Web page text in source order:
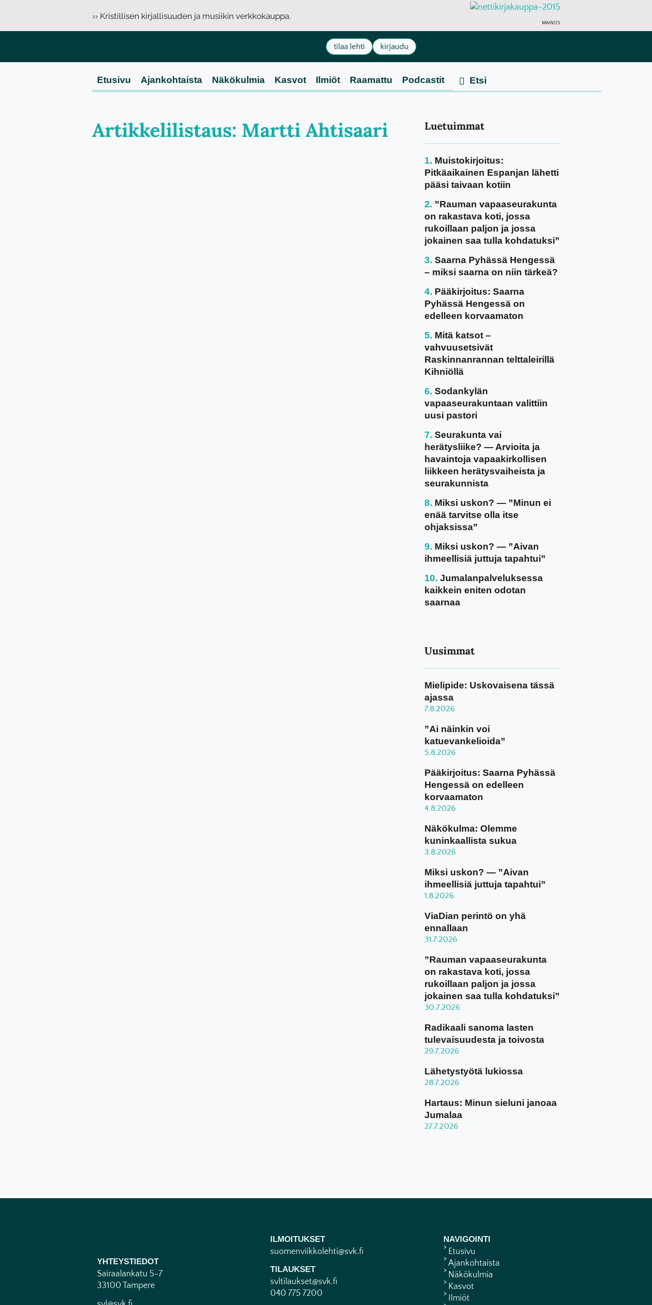
›› Kristillisen kirjallisuuden ja musiikin verkkokauppa.
MAINOS
tilaa lehti kirjaudu
Etusivu Ajankohtaista Näkökulmia Kasvot Ilmiöt Raamattu Podcastit
Artikkelilistaus: Martti Ahtisaari Luetuimmat
Muistokirjoitus:
Pitkäaikainen Espanjan lähetti
pääsi taivaan kotiin
”Rauman vapaaseurakunta
on rakastava koti, jossa
rukoillaan paljon ja jossa
jokainen saa tulla kohdatuksi”
Saarna Pyhässä Hengessä
– miksi saarna on niin tärkeä?
Pääkirjoitus: Saarna
Pyhässä Hengessä on
edelleen korvaamaton
Mitä katsot –
vahvuusetsivät
Raskinnanrannan telttaleirillä
Kihniöllä
Sodankylän
vapaaseurakuntaan valittiin
uusi pastori
Seurakunta vai
herätysliike? — Arvioita ja
havaintoja vapaakirkollisen
liikkeen herätysvaiheista ja
seurakunnista
Miksi uskon? — ”Minun ei
enää tarvitse olla itse
ohjaksissa”
Miksi uskon? — ”Aivan
ihmeellisiä juttuja tapahtui”
Jumalanpalveluksessa
kaikkein eniten odotan
saarnaa
Uusimmat
Mielipide: Uskovaisena tässä
ajassa
7.8.2026
”Ai näinkin voi
katuevankelioida”
5.8.2026
Pääkirjoitus: Saarna Pyhässä
Hengessä on edelleen
korvaamaton
4.8.2026
Näkökulma: Olemme
kuninkaallista sukua
3.8.2026
Miksi uskon? — ”Aivan
ihmeellisiä juttuja tapahtui”
1.8.2026
ViaDian perintö on yhä
ennallaan
31.7.2026
”Rauman vapaaseurakunta
on rakastava koti, jossa
rukoillaan paljon ja jossa
jokainen saa tulla kohdatuksi”
30.7.2026
Radikaali sanoma lasten
tulevaisuudesta ja toivosta
29.7.2026
Lähetystyötä lukiossa
28.7.2026
Hartaus: Minun sieluni janoaa
Jumalaa
27.7.2026
YHTEYSTIEDOT
Sairaalankatu 5-7
33100 Tampere
ILMOITUKSET
suomenviikkolehti@svk.fi
TILAUKSET
svltilaukset@svk.fi
040 775 7200
NAVIGOINTI
Etusivu
Ajankohtaista
Näkökulmia
Kasvot
Ilmiöt